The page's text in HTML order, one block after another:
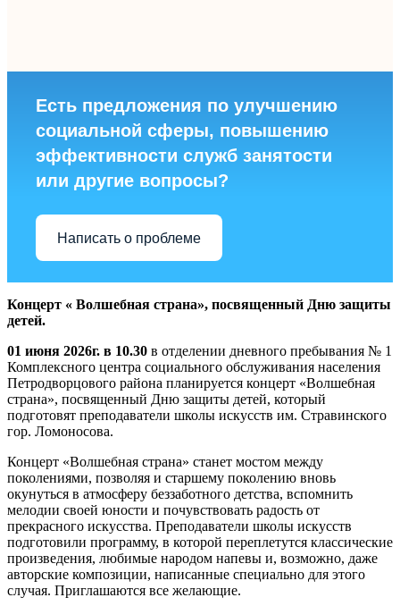
Есть предложения по улучшению
социальной сферы, повышению
эффективности служб занятости
или другие вопросы?
Написать о проблеме
Концерт « Волшебная страна», посвященный Дню защиты
детей.
01 июня 2026г. в 10.30 в отделении дневного пребывания № 1
Комплексного центра социального обслуживания населения
Петродворцового района планируется концерт «Волшебная
страна», посвященный Дню защиты детей, который
подготовят преподаватели школы искусств им. Стравинского
гор. Ломоносова.
Концерт «Волшебная страна» станет мостом между
поколениями, позволяя и старшему поколению вновь
окунуться в атмосферу беззаботного детства, вспомнить
мелодии своей юности и почувствовать радость от
прекрасного искусства. Преподаватели школы искусств
подготовили программу, в которой переплетутся классические
произведения, любимые народом напевы и, возможно, даже
авторские композиции, написанные специально для этого
случая. Приглашаются все желающие.